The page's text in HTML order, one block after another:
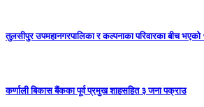
तुलसीपुर उपमहानगरपालिका र कल्पनाका परिवारका बीच
कर्णाली बिकास बैंकका पूर्व प्रमुख शाहसहित ३ जना पक्राउ